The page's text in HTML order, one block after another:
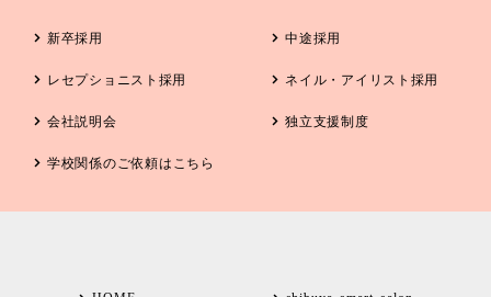
新卒採用 中途採用
レセプショニスト採用 ネイル・アイリスト採用
会社説明会 独立支援制度
学校関係の ご依頼はこちら